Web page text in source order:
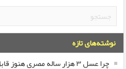
نوشته‌های تازه
چرا عسل ۳ هزار ساله‌ مصری هنوز قابل خوردن است؟